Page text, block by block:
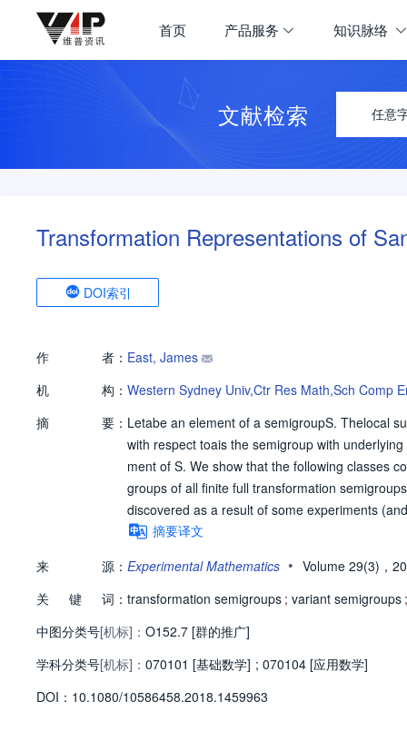
首页 产品服务 知识脉络
文献检索 任意
Transformation Representations of
DOI索引
作 者： East, James
机
构： Western Sydney Univ,Ctr Res Math,Sch Comp
摘
要： Letabe an element of a semigroupS. Thelocal
with respect toais the semigroup with
ment of S. We show that the following classes
groups of all finite full transformation
discovered as a result of some experiments
摘要译文
来
源： Experimental Mathematics • Volume 29(3)，
关
键 词： transformation semigroups ; variant semigroups ;
中图分类号[机标]： O152.7 [群的推广]
学科分类号[机标]： 070101 [基础数学] ; 070104 [应用数学]
DOI： 10.1080/10586458.2018.1459963